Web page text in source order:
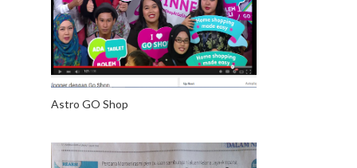
Astro GO Shop